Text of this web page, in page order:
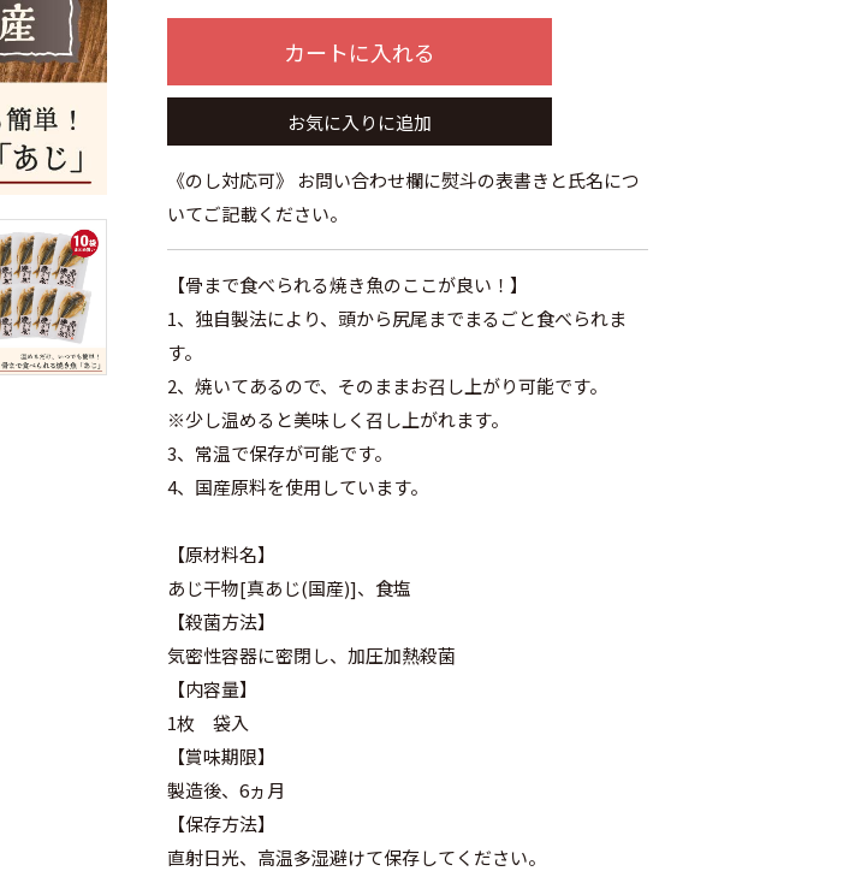
カートに入れる
お気に入りに追加
《のし対応可》 お問い合わせ欄に熨斗の表書きと氏名につ
いてご記載ください。
【骨まで食べられる焼き魚のここが良い！】
1、独自製法により、頭から尻尾までまるごと食べられま
す。
2、焼いてあるので、そのままお召し上がり可能です。
※少し温めると美味しく召し上がれます。
3、常温で保存が可能です。
4、国産原料を使用しています。
【原材料名】
あじ干物[真あじ(国産)]、食塩
【殺菌方法】
気密性容器に密閉し、加圧加熱殺菌
【内容量】
1枚 袋入
【賞味期限】
製造後、6ヵ月
【保存方法】
直射日光、高温多湿避けて保存してください。